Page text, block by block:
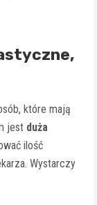
które mają
jest duża
ilość
Wystarczy